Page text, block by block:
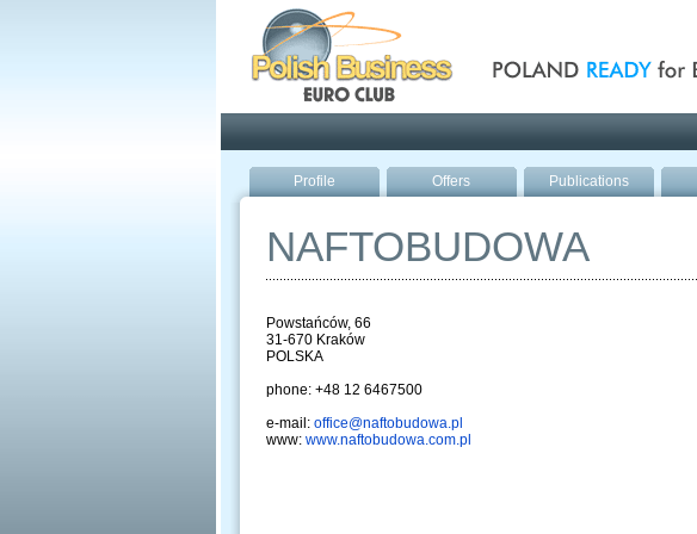
Profile Offers Publications
NAFTOBUDOWA
Powstańców, 66
31-670 Kraków
POLSKA
phone: +48 12 6467500
e-mail: office@naftobudowa.pl
www: www.naftobudowa.com.pl